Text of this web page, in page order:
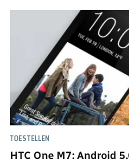
TOESTELLEN
HTC One M7: Android